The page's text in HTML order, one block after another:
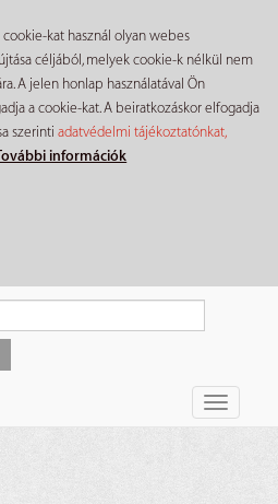
kat használ olyan webes
céljából, melyek cookie-k nélkül nem
A jelen honlap használatával Ön
a cookie-kat. A beiratkozáskor elfogadja
szerintiadatvédelmi tájékoztatónkat,
információk
Toggle